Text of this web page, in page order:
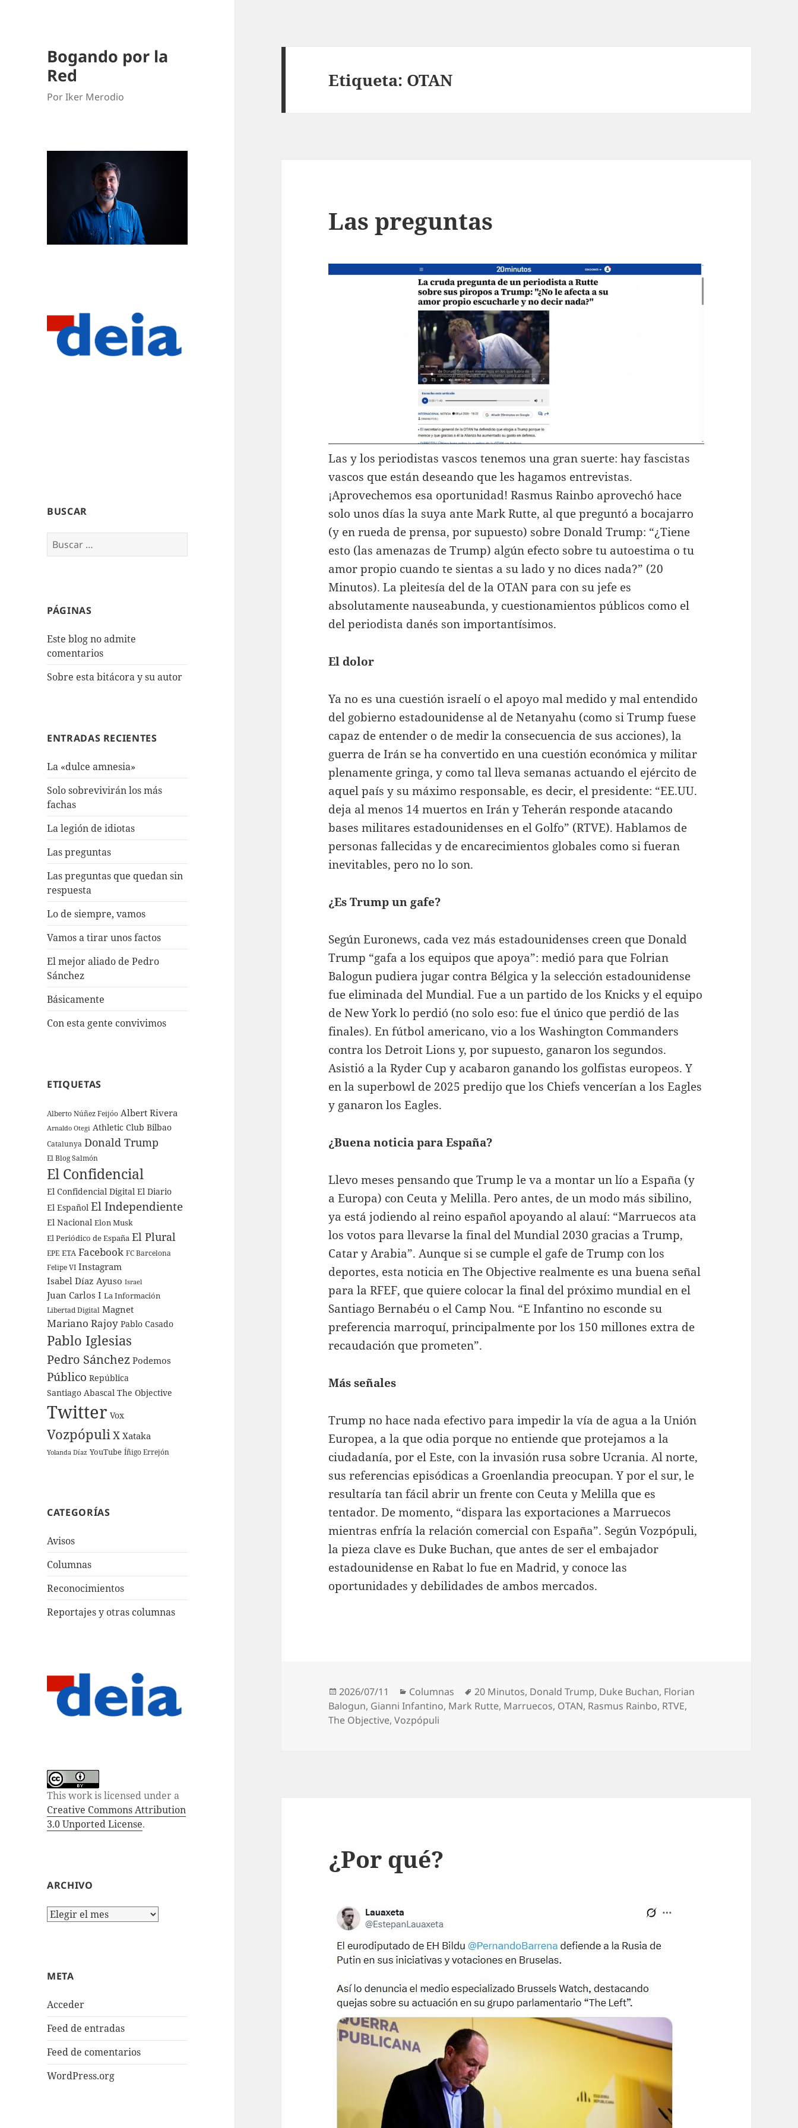
Bogando por la
Red
Por Iker Merodio
BUSCAR
Buscar:
PÁGINAS
Este blog no admite
comentarios
Sobre esta bitácora y su autor
ENTRADAS RECIENTES
La «dulce amnesia»
Solo sobrevivirán los más
fachas
La legión de idiotas
Las preguntas
Las preguntas que quedan sin
respuesta
Lo de siempre, vamos
Vamos a tirar unos factos
El mejor aliado de Pedro
Sánchez
Básicamente
Con esta gente convivimos
ETIQUETAS
Alberto Núñez Feijóo Albert Rivera
Arnaldo Otegi Athletic Club Bilbao
Catalunya Donald Trump
El Blog Salmón
El Confidencial
El Confidencial Digital El Diario
El Español El Independiente
El Nacional Elon Musk
El Periódico de España El Plural
EPE ETA Facebook FC Barcelona
Felipe VI Instagram
Isabel Díaz Ayuso Israel
Juan Carlos I La Información
Libertad Digital Magnet
Mariano Rajoy Pablo Casado
Pablo Iglesias
Pedro Sánchez Podemos
Público República
Santiago Abascal The Objective
Twitter Vox
Vozpópuli X Xataka
Yolanda Díaz YouTube Íñigo Errejón
CATEGORÍAS
Avisos
Columnas
Reconocimientos
Reportajes y otras columnas
This work is licensed under a
Creative Commons Attribution
3.0 Unported License.
ARCHIVO
Archivo
META
Acceder
Feed de entradas
Feed de comentarios
WordPress.org
Etiqueta: OTAN
Las preguntas
Las y los periodistas vascos tenemos una gran suerte: hay fascistas
vascos que están deseando que les hagamos entrevistas.
¡Aprovechemos esa oportunidad! Rasmus Rainbo aprovechó hace
solo unos días la suya ante Mark Rutte, al que preguntó a bocajarro
(y en rueda de prensa, por supuesto) sobre Donald Trump: “¿Tiene
esto (las amenazas de Trump) algún efecto sobre tu autoestima o tu
amor propio cuando te sientas a su lado y no dices nada?” (20
Minutos). La pleitesía del de la OTAN para con su jefe es
absolutamente nauseabunda, y cuestionamientos públicos como el
del periodista danés son importantísimos.
El dolor
Ya no es una cuestión israelí o el apoyo mal medido y mal entendido
del gobierno estadounidense al de Netanyahu (como si Trump fuese
capaz de entender o de medir la consecuencia de sus acciones), la
guerra de Irán se ha convertido en una cuestión económica y militar
plenamente gringa, y como tal lleva semanas actuando el ejército de
aquel país y su máximo responsable, es decir, el presidente: “EE.UU.
deja al menos 14 muertos en Irán y Teherán responde atacando
bases militares estadounidenses en el Golfo” (RTVE). Hablamos de
personas fallecidas y de encarecimientos globales como si fueran
inevitables, pero no lo son.
¿Es Trump un gafe?
Según Euronews, cada vez más estadounidenses creen que Donald
Trump “gafa a los equipos que apoya”: medió para que Folrian
Balogun pudiera jugar contra Bélgica y la selección estadounidense
fue eliminada del Mundial. Fue a un partido de los Knicks y el equipo
de New York lo perdió (no solo eso: fue el único que perdió de las
finales). En fútbol americano, vio a los Washington Commanders
contra los Detroit Lions y, por supuesto, ganaron los segundos.
Asistió a la Ryder Cup y acabaron ganando los golfistas europeos. Y
en la superbowl de 2025 predijo que los Chiefs vencerían a los Eagles
y ganaron los Eagles.
¿Buena noticia para España?
Llevo meses pensando que Trump le va a montar un lío a España (y
a Europa) con Ceuta y Melilla. Pero antes, de un modo más sibilino,
ya está jodiendo al reino español apoyando al alauí: “Marruecos ata
los votos para llevarse la final del Mundial 2030 gracias a Trump,
Catar y Arabia”. Aunque si se cumple el gafe de Trump con los
deportes, esta noticia en The Objective realmente es una buena señal
para la RFEF, que quiere colocar la final del próximo mundial en el
Santiago Bernabéu o el Camp Nou. “E Infantino no esconde su
preferencia marroquí, principalmente por los 150 millones extra de
recaudación que prometen”.
Más señales
Trump no hace nada efectivo para impedir la vía de agua a la Unión
Europea, a la que odia porque no entiende que protejamos a la
ciudadanía, por el Este, con la invasión rusa sobre Ucrania. Al norte,
sus referencias episódicas a Groenlandia preocupan. Y por el sur, le
resultaría tan fácil abrir un frente con Ceuta y Melilla que es
tentador. De momento, “dispara las exportaciones a Marruecos
mientras enfría la relación comercial con España”. Según Vozpópuli,
la pieza clave es Duke Buchan, que antes de ser el embajador
estadounidense en Rabat lo fue en Madrid, y conoce las
oportunidades y debilidades de ambos mercados.
Publicado
el
2026/07/11 Categorías
Columnas Etiquetas
20 Minutos, Donald Trump, Duke Buchan, Florian
Balogun, Gianni Infantino, Mark Rutte, Marruecos, OTAN, Rasmus Rainbo, RTVE,
The Objective,Vozpópuli
¿Por qué?